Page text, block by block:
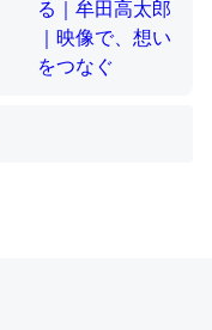
定中でした。Prime